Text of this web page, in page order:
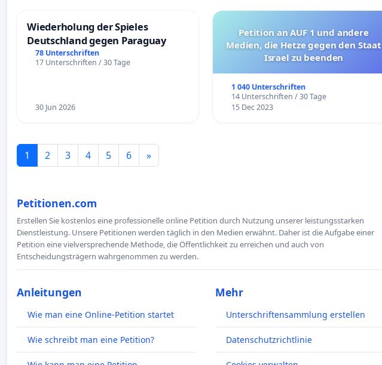
Wiederholung der Spieles
Deutschland gegen Paraguay
78 Unterschriften
17 Unterschriften / 30 Tage
30 Jun 2026
Petition an AUF 1 und andere
Medien, die Hetze gegen den Staat
Israel zu beenden
1 040 Unterschriften
14 Unterschriften / 30 Tage
15 Dec 2023
1 2 3 4 5 6 »
Petitionen.com
Erstellen Sie kostenlos eine professionelle online Petition durch Nutzung unserer leistungsstarken
Dienstleistung. Unsere Petitionen werden täglich in den Medien erwähnt. Daher ist die Aufgabe einer
Petition eine vielversprechende Methode, die Öffentlichkeit zu erreichen und auch von
Entscheidungsträgern wahrgenommen zu werden.
Anleitungen
Wie man eine Online-Petition startet
Wie schreibt man eine Petition?
Mehr
Unterschriftensammlung erstellen
Datenschutzrichtlinie